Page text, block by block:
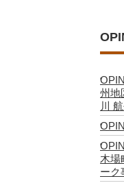
州地
川 航
木
ーク